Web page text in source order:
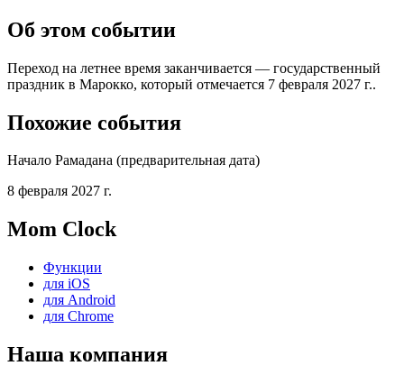
Об этом событии
Переход на летнее время заканчивается — государственный
праздник в Марокко, который отмечается 7 февраля 2027 г..
Похожие события
Начало Рамадана (предварительная дата)
8 февраля 2027 г.
Mom Clock
Функции
для iOS
для Android
для Chrome
Наша компания